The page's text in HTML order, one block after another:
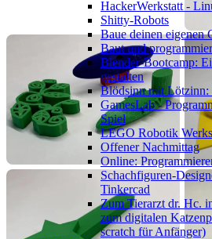
HackerWerkstatt -
Shitty-Robots
Baue deinen eigenen
Baut und
Blender-Bootcamp:
gestalten
Blödsinn mit
GamesLab -
Spiel
LEGO Robotik
Offener Nachmittag
Online:
Schachfiguren-
Tinkercad
Zum Tierarzt dr. Hc.
zum digitalen
scratch für Anfänger)